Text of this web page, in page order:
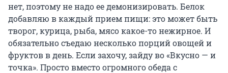
нет, поэтому не надо ее демонизировать. Белок
добавляю в каждый прием пищи: это может быть
творог, курица, рыба, мясо какое-то нежирное. И
обязательно съедаю несколько порций овощей и
фруктов в день. Если захочу, зайду во «Вкусно — и
точка». Просто вместо огромного обеда с